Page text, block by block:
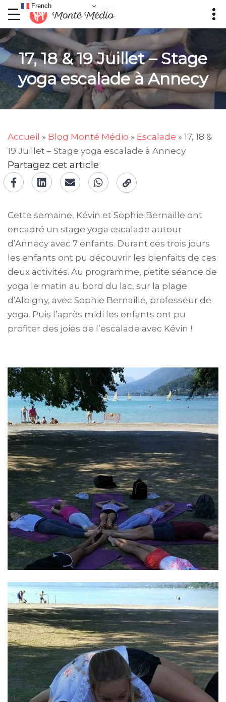
17, 18 & 19 Juillet – Stage
yoga escalade à Annecy
Accueil » Blog Monté Médio » Escalade » 17, 18 &
19 Juillet – Stage yoga escalade à Annecy
Partagez cet article
Cette semaine, Kévin et Sophie Bernaille ont
encadré un stage yoga escalade autour
d’Annecy avec 7 enfants. Durant ces trois jours
les enfants ont pu découvrir les bienfaits de ces
deux activités. Au programme, petite séance de
yoga le matin au bord du lac, sur la plage
d’Albigny, avec Sophie Bernaille, professeur de
yoga. Puis l’après midi les enfants ont pu
profiter des joies de l’escalade avec Kévin !
French